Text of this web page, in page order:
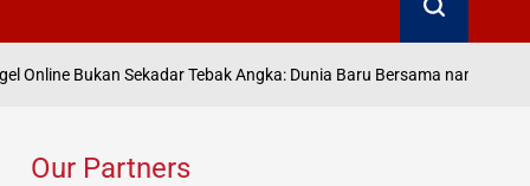
Search
Bukan Sekadar Tebak Angka: Dunia Baru Bersama namatoto
Our Partners